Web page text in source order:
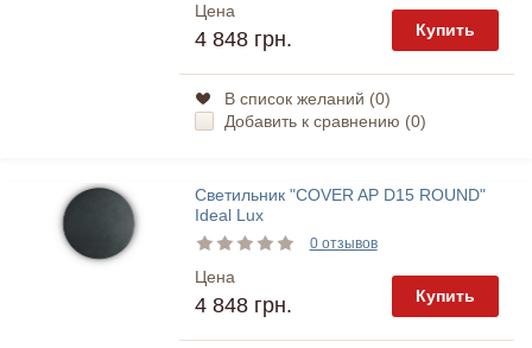
Цена
4 848 грн. Купить
В список желаний (0)
Добавить к сравнению (0)
Светильник "COVER AP D15 ROUND"
Ideal Lux
0 отзывов
Цена
4 848 грн. Купить